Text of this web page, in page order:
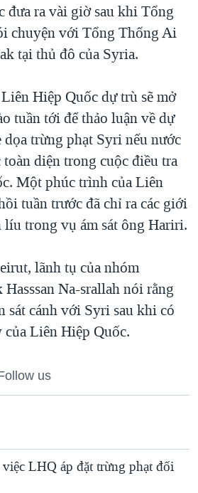
HÒA Ở VIỆT NAM
KIM TẠI VIỆT NAM
CHÍNH PHỦ VIỆT NAM
VỌNG TỪ NÔNG THÔN MỸ
đưa ra vài giờ sau khi Tổng
chuyện với Tổng Thống Ai
tại thủ đô của Syria.
Hiệp Quốc dự trù sẽ mở
tuần tới để thảo luận về dự
trừng phạt Syri nếu nước
diện trong cuộc điều tra
Một phúc trình của Liên
tuần trước đã chỉ ra các giới
trong vụ ám sát ông Hariri.
lãnh tụ của nhóm
Na-srallah nói rằng
sát cánh với Syri sau khi có
Liên Hiệp Quốc.
us
việc LHQ áp đặt trừng phạt đối